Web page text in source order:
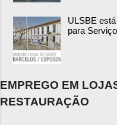
ULSBE
para
EMPREGO EM
RESTAURAÇÃO